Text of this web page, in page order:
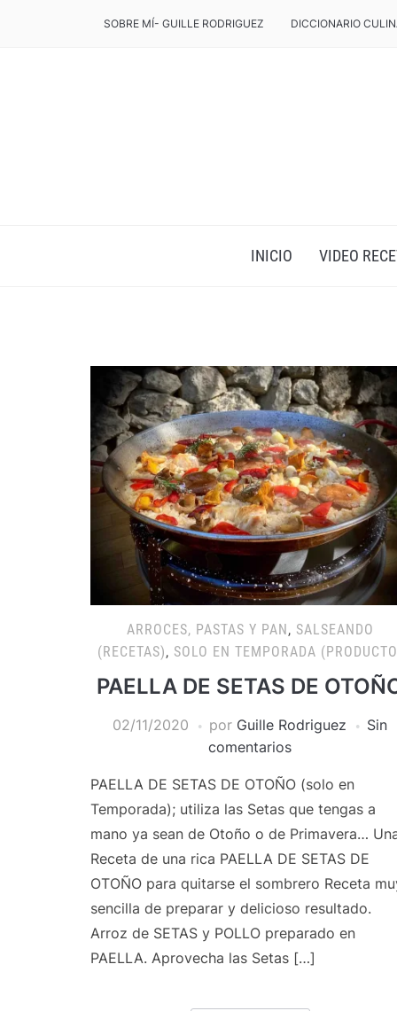
SOBRE MÍ- GUILLE RODRIGUEZ DICCIONARIO
INICIO VIDEO
ARROCES, PASTAS Y PAN, SALSEANDO
(RECETAS), SOLO EN TEMPORADA
PAELLA DE SETAS DE
02/11/2020 por Guille Rodriguez
Sin
comentarios
PAELLA DE SETAS DE OTOÑO (solo en
Temporada); utiliza las Setas que tengas a
mano ya sean de Otoño o de Primavera…
Receta de una rica PAELLA DE SETAS DE
OTOÑO para quitarse el sombrero Receta
sencilla de preparar y delicioso resultado.
Arroz de SETAS y POLLO preparado en
PAELLA. Aprovecha las Setas […]